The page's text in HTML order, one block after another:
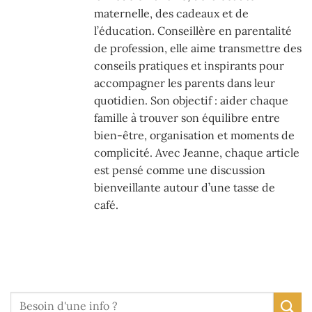
maternelle, des cadeaux et de
l’éducation. Conseillère en parentalité
de profession, elle aime transmettre des
conseils pratiques et inspirants pour
accompagner les parents dans leur
quotidien. Son objectif : aider chaque
famille à trouver son équilibre entre
bien-être, organisation et moments de
complicité. Avec Jeanne, chaque article
est pensé comme une discussion
bienveillante autour d’une tasse de
café.